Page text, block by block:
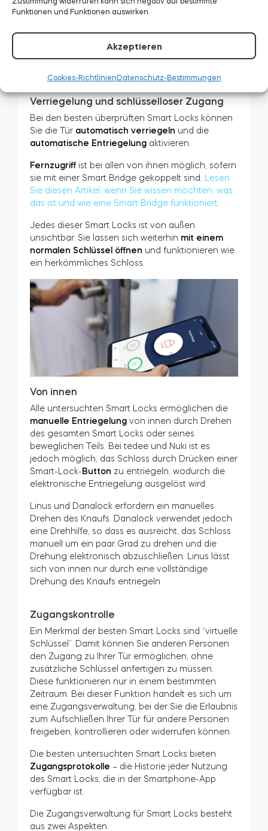
Funktionen und Funktionen auswirken.
Akzeptieren
Cookies-Richtlinien Datenschutz-Bestimmungen
Die in einem Smart Lock verwendeten Materialien
an einer Tür befestigt ist und nur einen geringen
Prozentsatz des gesamten Flügels ausmacht,
Verriegelung und schlüsselloser Zugang
Bei den besten überprüften Smart Locks können
Sie die Tür automatisch verriegeln und die
automatische Entriegelung aktivieren.
Fernzugriff ist bei allen von ihnen möglich, sofern
sie mit einer Smart Bridge gekoppelt sind.
Lesen
Sie diesen Artikel, wenn Sie wissen möchten, was
das ist und wie eine Smart Bridge funktioniert.
Jedes dieser Smart Locks ist von außen
unsichtbar. Sie lassen sich weiterhin mit einem
normalen Schlüssel öffnen und funktionieren wie
ein herkömmliches Schloss.
Von innen
Alle untersuchten Smart Locks ermöglichen die
manuelle Entriegelung von innen durch Drehen
des gesamten Smart Locks oder seines
beweglichen Teils. Bei tedee und Nuki ist es
jedoch möglich, das Schloss durch Drücken einer
Smart-Lock- Button zu entriegeln, wodurch die
elektronische Entriegelung ausgelöst wird.
Linus und Danalock erfordern ein manuelles
Drehen des Knaufs. Danalock verwendet jedoch
eine Drehhilfe, so dass es ausreicht, das Schloss
manuell um ein paar Grad zu drehen und die
Drehung elektronisch abzuschließen. Linus lässt
sich von innen nur durch eine vollständige
Drehung des Knaufs entriegeln.
Zugangskontrolle
Ein Merkmal der besten Smart Locks sind “virtuelle
Schlüssel”. Damit können Sie anderen Personen
den Zugang zu Ihrer Tür ermöglichen, ohne
zusätzliche Schlüssel anfertigen zu müssen.
Diese funktionieren nur in einem bestimmten
Zeitraum. Bei dieser Funktion handelt es sich um
eine Zugangsverwaltung, bei der Sie die Erlaubnis
zum Aufschließen Ihrer Tür für andere Personen
freigeben, kontrollieren oder widerrufen können.
Die besten untersuchten Smart Locks bieten
Zugangsprotokolle – die Historie jeder Nutzung
des Smart Locks, die in der Smartphone-App
verfügbar ist.
Die Zugangsverwaltung für Smart Locks besteht
aus zwei Aspekten.